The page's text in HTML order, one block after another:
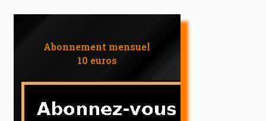
Abonnement mensuel
10 euros